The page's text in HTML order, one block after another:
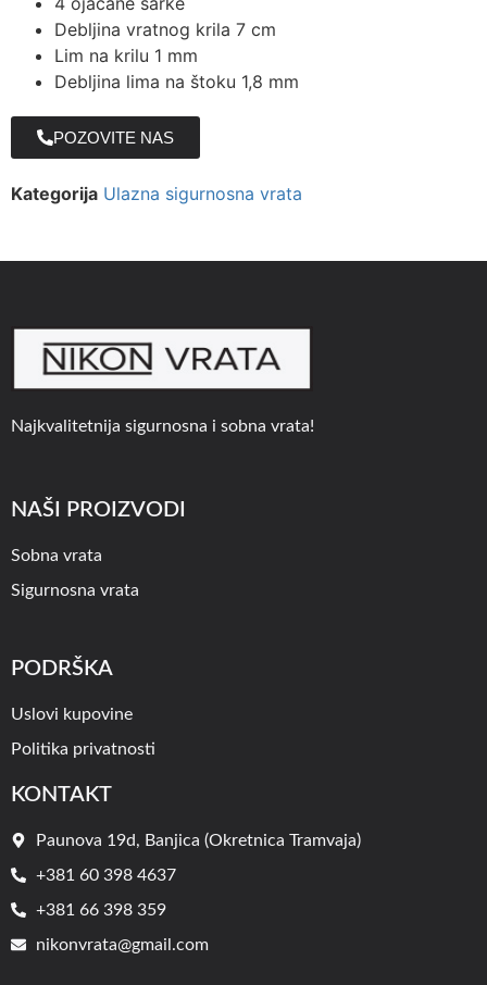
Debljina vratnog krila 7 cm
Lim na krilu 1 mm
Debljina lima na štoku 1,8 mm
POZOVITE NAS
Kategorija Ulazna sigurnosna vrata
Najkvalitetnija sigurnosna i sobna vrata!
NAŠI PROIZVODI
Sobna vrata
Sigurnosna vrata
PODRŠKA
Uslovi kupovine
Politika privatnosti
KONTAKT
Paunova 19d, Banjica (Okretnica Tramvaja)
+381 60 398 4637
+381 66 398 359
nikonvrata@gmail.com